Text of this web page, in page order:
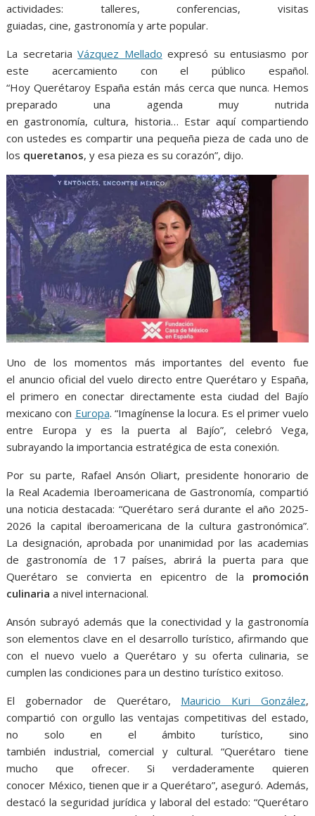
actividades: talleres, conferencias, visitas
guiadas, cine, gastronomía y arte popular.
La secretariaVázquez Mellado expresó su entusiasmo por
este acercamiento con el público español.
“Hoy Querétaroy España están más cerca que nunca. Hemos
preparado una agenda muy nutrida
en gastronomía, cultura, historia… Estar aquí compartiendo
con ustedes es compartir una pequeña pieza de cada uno de
los queretanos, y esa pieza es su corazón”, dijo.
Uno de los momentos más importantes del evento fue
el anuncio oficial del vuelo directo entre Querétaro y España,
el primero en conectar directamente esta ciudad del Bajío
mexicano con Europa. “Imagínense la locura. Es el primer vuelo
entre Europa y es la puerta al Bajío”, celebró Vega,
subrayando la importancia estratégica de esta conexión.
Por su parte, Rafael Ansón Oliart, presidente honorario de
la Real Academia Iberoamericana de Gastronomía, compartió
una noticia destacada: “Querétaro será durante el año 2025-
2026 la capital iberoamericana de la cultura gastronómica”.
La designación, aprobada por unanimidad por las academias
de gastronomía de 17 países, abrirá la puerta para que
Querétaro se convierta en epicentro de la promoción
culinaria a nivel internacional.
Ansón subrayó además que la conectividad y la gastronomía
son elementos clave en el desarrollo turístico, afirmando que
con el nuevo vuelo a Querétaro y su oferta culinaria, se
cumplen las condiciones para un destino turístico exitoso.
El gobernador de Querétaro, Mauricio Kuri González,
compartió con orgullo las ventajas competitivas del estado,
no solo en el ámbito turístico, sino
también industrial, comercial y cultural. “Querétaro tiene
mucho que ofrecer. Si verdaderamente quieren
conocer México, tienen que ir a Querétaro”, aseguró. Además,
destacó la seguridad jurídica y laboral del estado: “Querétaro